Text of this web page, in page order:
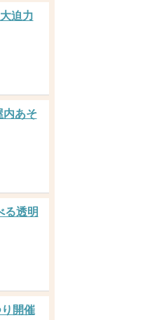
迫力
内あそ
る透明
開催